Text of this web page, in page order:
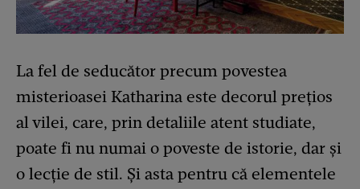
La fel de seducător precum povestea
misterioasei Katharina este decorul prețios
al vilei, care, prin detaliile atent studiate,
poate fi nu numai o poveste de istorie, dar și
o lecție de stil. Și asta pentru că elementele